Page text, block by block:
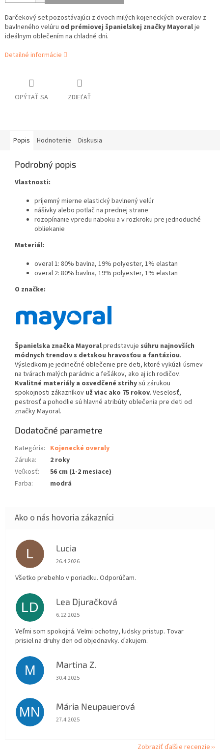
Darčekový set pozostávajúci z dvoch milých kojeneckých overalov z
bavlneného velúru od prémiovej španielskej značky Mayoralje
ideálnym oblečením na chladné dni.
Detailné informácie
OPÝTAŤ SA ZDIEĽAŤ
Popis Hodnotenie Diskusia
Podrobný popis
Vlastnosti:
príjemný mierne elastický bavlnený velúr
nášivky alebo potlač na prednej strane
rozopínanie vpredu naboku a v rozkroku pre jednoduché
obliekanie
Materiál:
overal 1: 80% bavlna, 19% polyester, 1% elastan
overal 2: 80% bavlna, 19% polyester, 1% elastan
O značke:
Španielska značka Mayoralpredstavuje súhru najnovších
módnych trendov s detskou hravosťou a fantáziou.
Výsledkom je jedinečné oblečenie pre deti, ktoré vykúzli úsmev
na tvárach malých parádnic a fešákov, ako aj ich rodičov.
Kvalitné materiály a osvedčené strihysú zárukou
spokojnosti zákazníkov už viac ako 75 rokov. Veselosť,
pestrosť a pohodlie sú hlavné atribúty oblečenia pre deti od
značky Mayoral.
Dodatočné parametre
Kategória: Kojenecké overaly
Záruka:
2 roky
Veľkosť:
56 cm (1-2 mesiace)
Farba: modrá
L Lucia
Hodnotenie obchodu je 5 z 5 hviezdičiek.
26.4.2026
Všetko prebehlo v poriadku. Odporúčam.
LD Lea Djuračková
Hodnotenie obchodu je 5 z 5 hviezdičiek.
6.12.2025
Veľmi som spokojná. Velmi ochotny, ludsky pristup. Tovar
prisiel na druhy den od objednavky. ďakujem.
M Martina Z.
Hodnotenie obchodu je 5 z 5 hviezdičiek.
30.4.2025
MN Mária Neupauerová
Hodnotenie obchodu je 5 z 5 hviezdičiek.
27.4.2025
Zobraziť ďalšie recenzie